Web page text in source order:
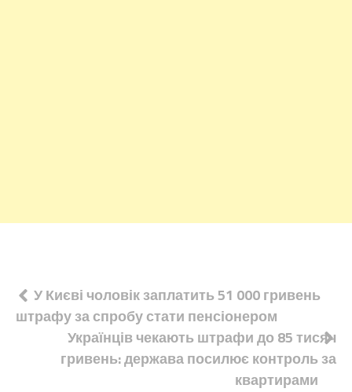
Навігація
записів
У Києві чоловік заплатить 51 000 гривень
штрафу за спробу стати пенсіонером
Українців чекають штрафи до 85 тисяч
гривень: держава посилює контроль за
квартирами